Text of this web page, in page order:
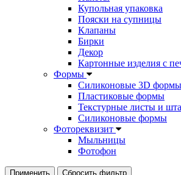
Купольная упаковка
Пояски на супницы
Клапаны
Бирки
Декор
Картонные изделия с
Формы
Силиконовые 3D формы
Пластиковые формы
Текстурные листы и
Силиконовые формы
Фотореквизит
Мыльницы
Фотофон
Применить Сбросить фильтр